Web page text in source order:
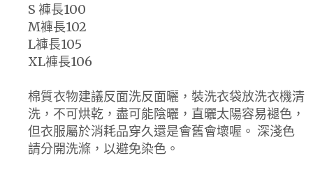
S 褲長100
M褲長102
L褲長105
XL褲長106
棉質衣物建議反面洗反面曬，裝洗衣袋放洗衣機清
洗，不可烘乾，盡可能陰曬，直曬太陽容易褪色，
但衣服屬於消耗品穿久還是會舊會壞喔。 深淺色
請分開洗滌，以避免染色。